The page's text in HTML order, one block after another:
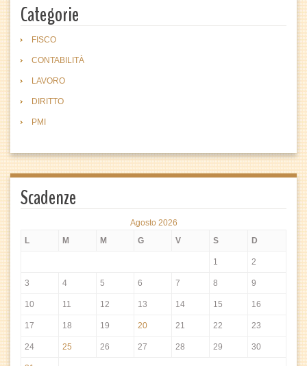
Categorie
FISCO
CONTABILITÀ
LAVORO
DIRITTO
PMI
Scadenze
Agosto 2026
L
M M G V S D
1 2
3 4 5 6 7 8 9
10 11 12 13 14 15 16
17 18 19 20 21 22 23
24 25 26 27 28 29 30